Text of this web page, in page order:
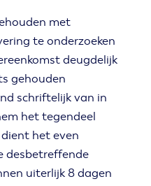
met
te onderzoeken
deugdelijk
gehouden
schriftelijk van in
het tegendeel
het even
desbetreffende
uiterlijk 8 dagen